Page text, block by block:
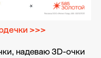
>>>
надеваю 3D-очки